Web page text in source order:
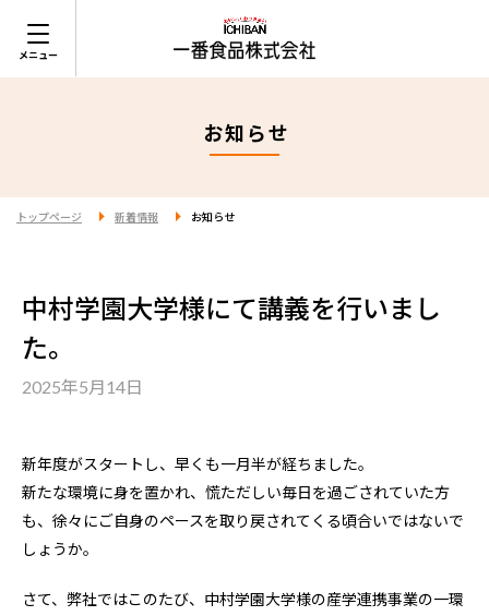
お知らせ
トップページ 新着情報 お知らせ
中村学園大学様にて講義を行いまし
た。
2025年5月14日
新年度がスタートし、早くも一月半が経ちました。
新たな環境に身を置かれ、慌ただしい毎日を過ごされていた方
も、徐々にご自身のペースを取り戻されてくる頃合いではないで
しょうか。
さて、弊社ではこのたび、中村学園大学様の産学連携事業の一環